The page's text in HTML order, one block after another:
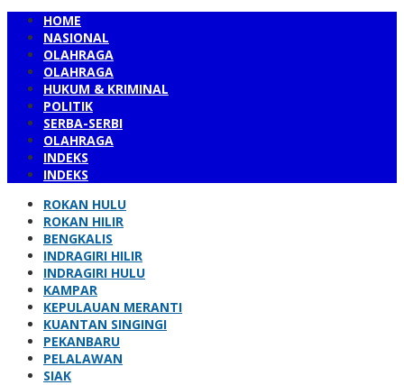
HOME
NASIONAL
OLAHRAGA
OLAHRAGA
HUKUM & KRIMINAL
POLITIK
SERBA-SERBI
OLAHRAGA
INDEKS
INDEKS
ROKAN HULU
ROKAN HILIR
BENGKALIS
INDRAGIRI HILIR
INDRAGIRI HULU
KAMPAR
KEPULAUAN MERANTI
KUANTAN SINGINGI
PEKANBARU
PELALAWAN
SIAK